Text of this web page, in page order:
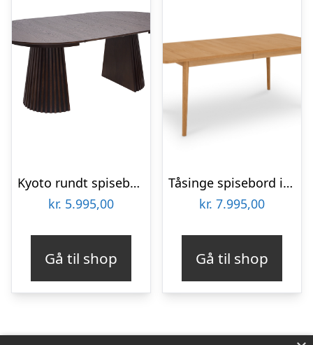
Kyoto rundt spisebord med tillægsplader 120-200 cm i egefiner mørkebrun
kr. 5.995,00
Gå til shop
Tåsinge spisebord i naturolieret ege finér 200(300) x 100 cm med tillægsplader
kr. 7.995,00
Gå til shop